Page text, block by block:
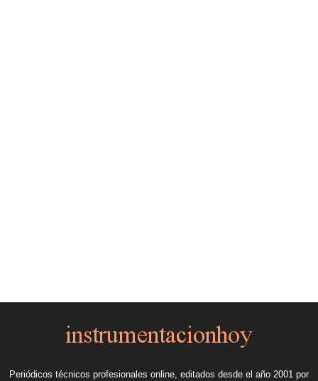
Periódicos técnicos profesionales online, editados desde el año 2001 por